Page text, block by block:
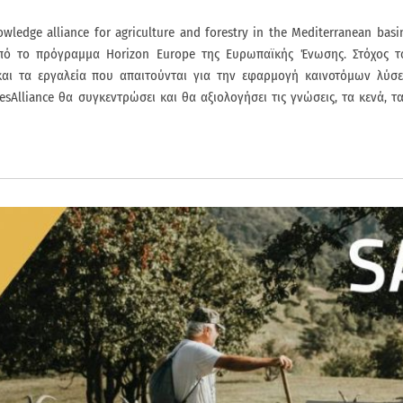
alliance for agriculture and forestry in the Mediterranean basin
το πρόγραμμα Horizon Europe της Ευρωπαϊκής Ένωσης. Στόχος
τα εργαλεία που απαιτούνται για την εφαρμογή καινοτόμων
θα συγκεντρώσει και θα αξιολογήσει τις γνώσεις, τα κενά,